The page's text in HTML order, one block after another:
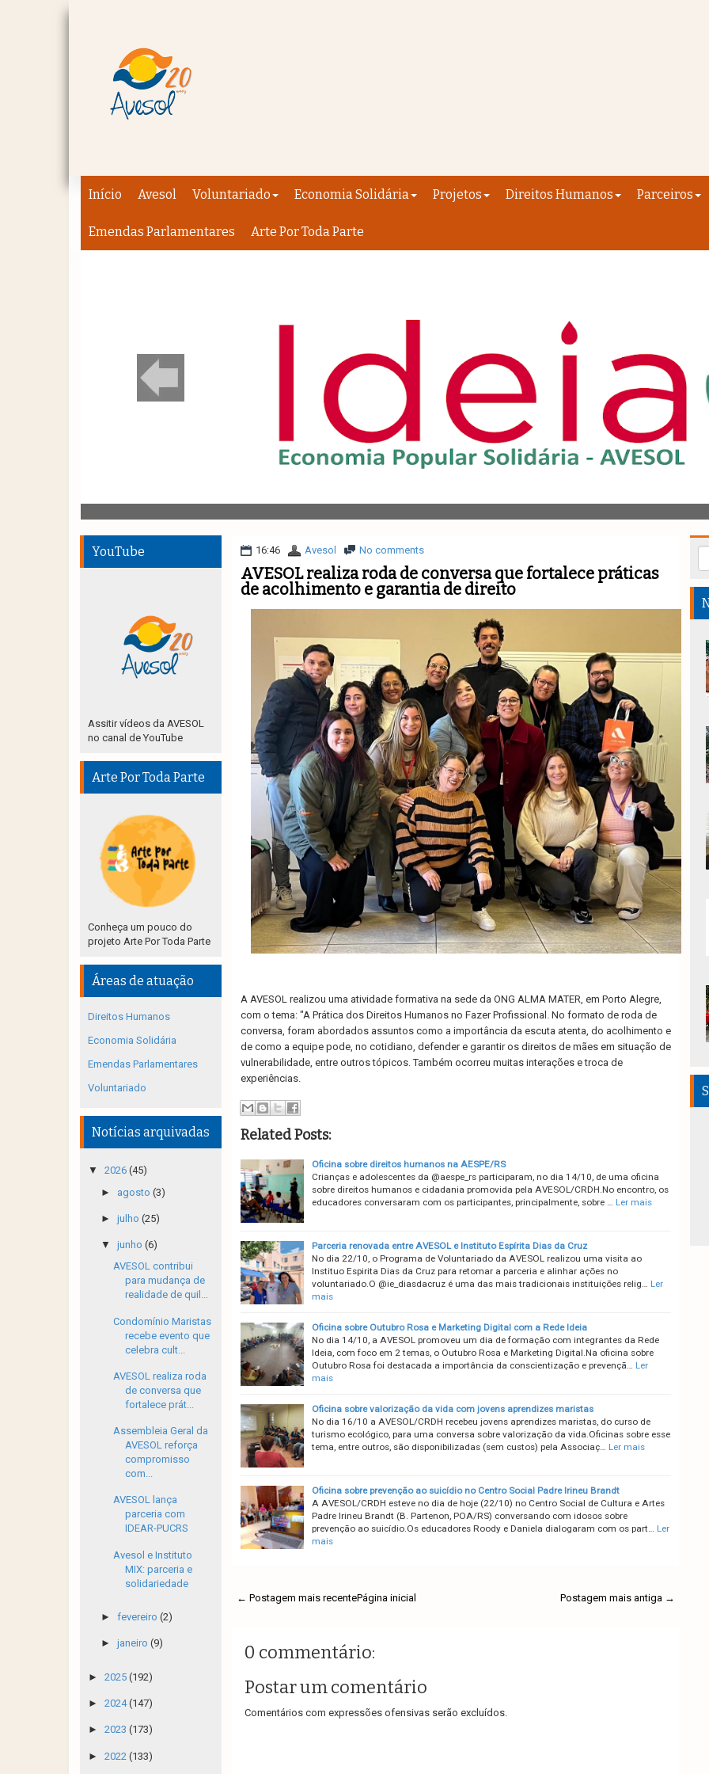
Início Avesol Voluntariado Economia Solidária Projetos Direitos Humanos Parceiros
Emendas Parlamentares Arte Por Toda Parte
16:46 Avesol No comments
AVESOL realiza roda de conversa que fortalece práticas
de acolhimento e garantia de direito
A AVESOL realizou uma atividade formativa na sede da ONG ALMA MATER, em Porto Alegre,
com o tema: "A Prática dos Direitos Humanos no Fazer Profissional. No formato de roda de
conversa, foram abordados assuntos como a importância da escuta atenta, do acolhimento e
de como a equipe pode, no cotidiano, defender e garantir os direitos de mães em situação de
vulnerabilidade, entre outros tópicos. Também ocorreu muitas interações e troca de
experiências.
Related Posts:
Oficina sobre direitos humanos na AESPE/RS
Crianças e adolescentes da @aespe_rs participaram, no dia 14/10, de uma oficina
sobre direitos humanos e cidadania promovida pela AVESOL/CRDH.No encontro, os
educadores conversaram com os participantes, principalmente, sobre … Ler mais
Parceria renovada entre AVESOL e Instituto Espírita Dias da Cruz
No dia 22/10, o Programa de Voluntariado da AVESOL realizou uma visita ao
Instituo Espirita Dias da Cruz para retomar a parceria e alinhar ações no
voluntariado.O @ie_diasdacruz é uma das mais tradicionais instituições relig… Ler
mais
Oficina sobre Outubro Rosa e Marketing Digital com a Rede Ideia
No dia 14/10, a AVESOL promoveu um dia de formação com integrantes da Rede
Ideia, com foco em 2 temas, o Outubro Rosa e Marketing Digital.Na oficina sobre
Outubro Rosa foi destacada a importância da conscientização e prevençã… Ler
mais
Oficina sobre valorização da vida com jovens aprendizes maristas
No dia 16/10 a AVESOL/CRDH recebeu jovens aprendizes maristas, do curso de
turismo ecológico, para uma conversa sobre valorização da vida.Oficinas sobre esse
tema, entre outros, são disponibilizadas (sem custos) pela Associaç… Ler mais
Oficina sobre prevenção ao suicídio no Centro Social Padre Irineu Brandt
A AVESOL/CRDH esteve no dia de hoje (22/10) no Centro Social de Cultura e Artes
Padre Irineu Brandt (B. Partenon, POA/RS) conversando com idosos sobre
prevenção ao suicídio.Os educadores Roody e Daniela dialogaram com os part… Ler
mais
← Postagem mais recente Postagem mais antiga →
Página inicial
0 commentário:
Postar um comentário
Comentários com expressões ofensivas serão excluídos.
YouTube
Assitir vídeos da AVESOL
no canal de YouTube
Arte Por Toda Parte
Conheça um pouco do
projeto Arte Por Toda Parte
Áreas de atuação
Direitos Humanos
Economia Solidária
Emendas Parlamentares
Voluntariado
Notícias arquivadas
▼ 2026 (45)
► agosto (3)
► julho (25)
▼ junho (6)
AVESOL contribui
para mudança de
realidade de quil...
Condomínio Maristas
recebe evento que
celebra cult...
AVESOL realiza roda
de conversa que
fortalece prát...
Assembleia Geral da
AVESOL reforça
compromisso
com...
AVESOL lança
parceria com
IDEAR-PUCRS
Avesol e Instituto
MIX: parceria e
solidariedade
► fevereiro (2)
► janeiro (9)
► 2025 (192)
► 2024(147)
► 2023 (173)
► 2022 (133)